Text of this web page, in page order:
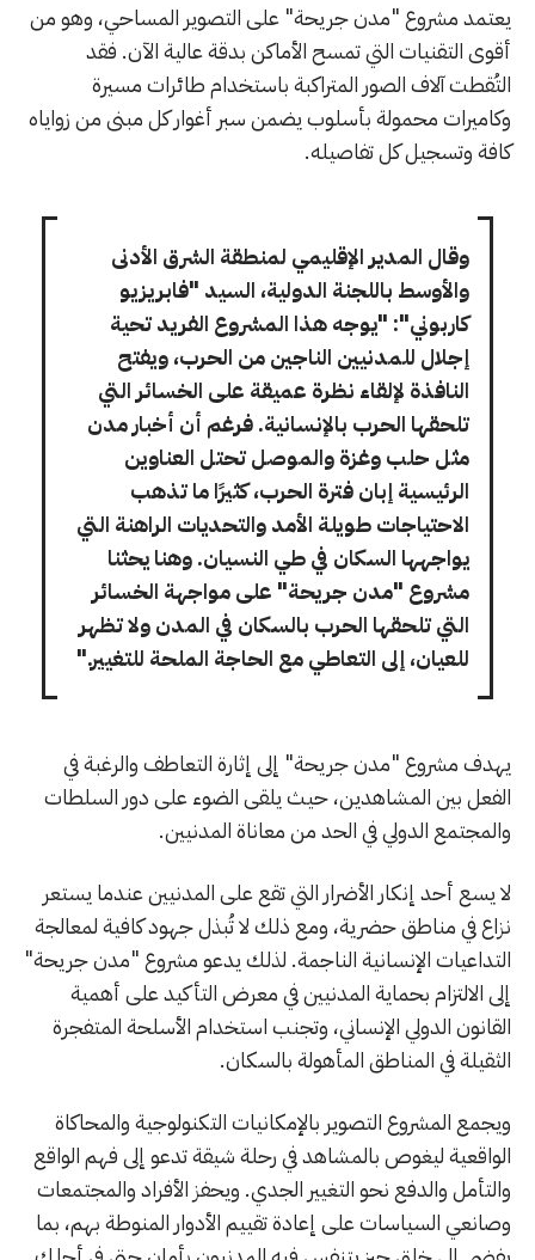
يعتمد مشروع "مدن جريحة" على التصوير المساحي، وهو من
أقوى التقنيات التي تمسح الأماكن بدقة عالية الآن. فقد
التُقطت آلاف الصور المتراكبة باستخدام طائرات مسيرة
وكاميرات محمولة بأسلوب يضمن سبر أغوار كل مبنى من زواياه
كافة وتسجيل كل تفاصيله.
وقال المدير الإقليمي لمنطقة الشرق الأدنى
والأوسط باللجنة الدولية، السيد "فابريزيو
كاربوني": "يوجه هذا المشروع الفريد تحية
إجلال للمدنيين الناجين من الحرب، ويفتح
النافذة لإلقاء نظرة عميقة على الخسائر التي
تلحقها الحرب بالإنسانية. فرغم أن أخبار مدن
مثل حلب وغزة والموصل تحتل العناوين
الرئيسية إبان فترة الحرب، كثيرًا ما تذهب
الاحتياجات طويلة الأمد والتحديات الراهنة التي
يواجهها السكان في طي النسيان. وهنا يحثنا
مشروع "مدن جريحة" على مواجهة الخسائر
التي تلحقها الحرب بالسكان في المدن ولا تظهر
للعيان، إلى التعاطي مع الحاجة الملحة للتغيير."
يهدف مشروع "مدن جريحة" إلى إثارة التعاطف والرغبة في
الفعل بين المشاهدين، حيث يلقى الضوء على دور السلطات
والمجتمع الدولي في الحد من معاناة المدنيين.
لا يسع أحد إنكار الأضرار التي تقع على المدنيين عندما يستعر
نزاع في مناطق حضرية، ومع ذلك لا تُبذل جهود كافية لمعالجة
التداعيات الإنسانية الناجمة. لذلك يدعو مشروع "مدن جريحة"
إلى الالتزام بحماية المدنيين في معرض التأكيد على أهمية
القانون الدولي الإنساني، وتجنب استخدام الأسلحة المتفجرة
الثقيلة في المناطق المأهولة بالسكان.
ويجمع المشروع التصوير بالإمكانيات التكنولوجية والمحاكاة
الواقعية ليغوص بالمشاهد في رحلة شيقة تدعو إلى فهم الواقع
والتأمل والدفع نحو التغيير الجدي. ويحفز الأفراد والمجتمعات
وصانعي السياسات على إعادة تقييم الأدوار المنوطة بهم، بما